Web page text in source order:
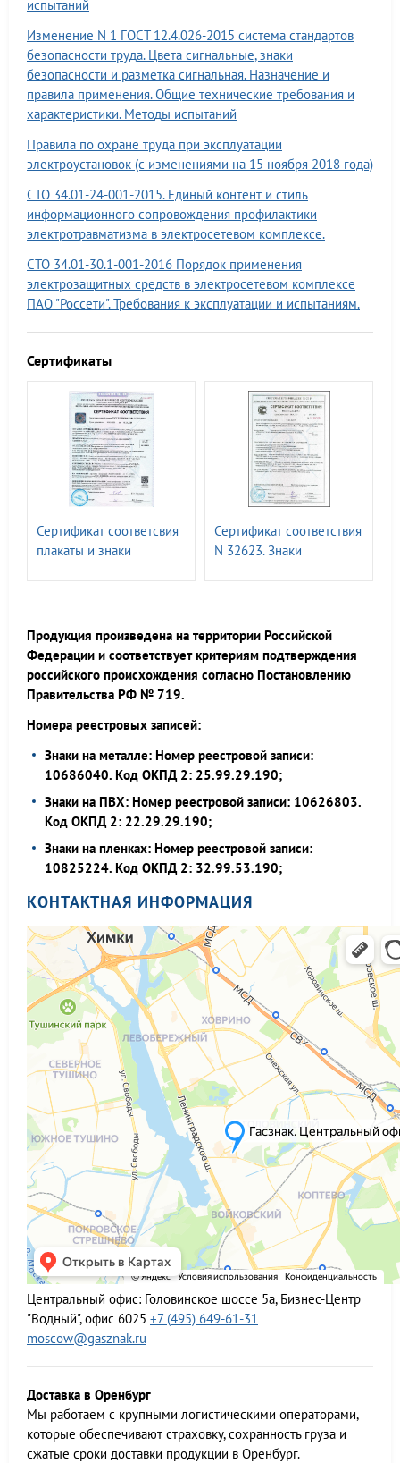
испытаний
Изменение N 1 ГОСТ 12.4.026-2015 система стандартов
безопасности труда. Цвета сигнальные, знаки
безопасности и разметка сигнальная. Назначение и
правила применения. Общие технические требования и
характеристики. Методы испытаний
Правила по охране труда при эксплуатации
электроустановок (с изменениями на 15 ноября 2018 года)
СТО 34.01-24-001-2015. Единый контент и стиль
информационного сопровождения профилактики
электротравматизма в электросетевом комплексе.
СТО 34.01-30.1-001-2016 Порядок применения
электрозащитных средств в электросетевом комплексе
ПАО "Россети". Требования к эксплуатации и испытаниям.
Сертификаты
Сертификат соответсвия
плакаты и знаки
34.01.-30.1-001-2016
Сертификат соответствия
N 32623. Знаки
34.01-24-001-2015
Продукция произведена на территории Российской
Федерации и соответствует критериям подтверждения
российского происхождения согласно Постановлению
Правительства РФ № 719.
Номера реестровых записей:
Знаки на металле: Номер реестровой записи:
10686040. Код ОКПД 2: 25.99.29.190;
Знаки на ПВХ: Номер реестровой записи: 10626803.
Код ОКПД 2: 22.29.29.190;
Знаки на пленках: Номер реестровой записи:
10825224. Код ОКПД 2: 32.99.53.190;
КОНТАКТНАЯ ИНФОРМАЦИЯ
Центральный офис: Головинское шоссе 5а, Бизнес-Центр
"Водный", офис 6025 +7 (495) 649-61-31
moscow@gasznak.ru
Доставка в Оренбург
Мы работаем c крупными логистическими операторами,
которые обеспечивают страховку, сохранность груза и
сжатые сроки доставки продукции в Оренбург.